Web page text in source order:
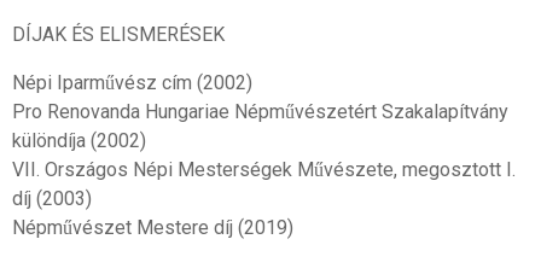
DÍJAK ÉS ELISMERÉSEK
Népi Iparművész cím (2002)
Pro Renovanda Hungariae Népművészetért Szakalapítvány
különdíja (2002)
VII. Országos Népi Mesterségek Művészete, megosztott I.
díj (2003)
Népművészet Mestere díj (2019)